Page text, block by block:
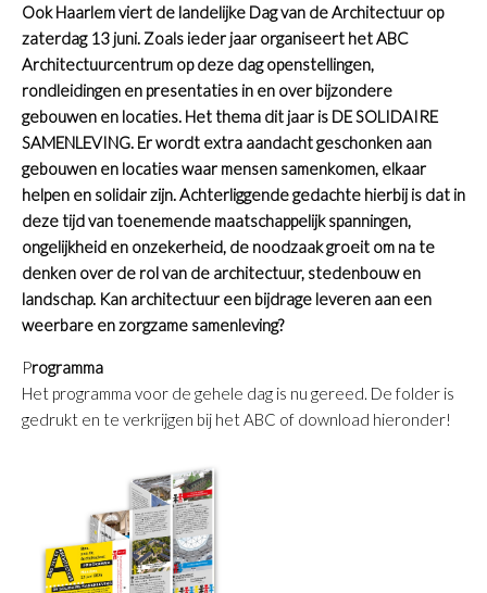
Ook Haarlem viert de landelijke Dag van de Architectuur op
zaterdag 13 juni. Zoals ieder jaar organiseert het ABC
Architectuurcentrum op deze dag openstellingen,
rondleidingen en presentaties in en over bijzondere
gebouwen en locaties. Het thema dit jaar is DE SOLIDAIRE
SAMENLEVING. Er wordt extra aandacht geschonken aan
gebouwen en locaties waar mensen samenkomen, elkaar
helpen en solidair zijn. Achterliggende gedachte hierbij is dat in
deze tijd van toenemende maatschappelijk spanningen,
ongelijkheid en onzekerheid, de noodzaak groeit om na te
denken over de rol van de architectuur, stedenbouw en
landschap. Kan architectuur een bijdrage leveren aan een
weerbare en zorgzame samenleving?
Programma
Het programma voor de gehele dag is nu gereed. De folder is
gedrukt en te verkrijgen bij het ABC of download hieronder!